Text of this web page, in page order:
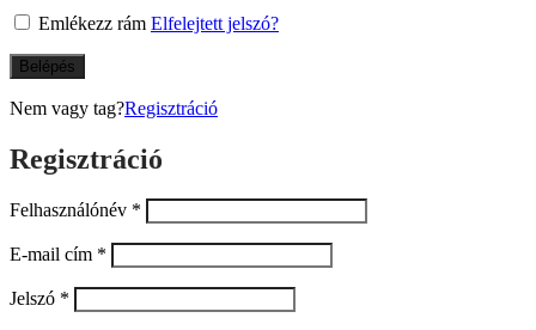
Emlékezz rám Elfelejtett jelszó?
Belépés
Nem vagy tag?Regisztráció
Regisztráció
Felhasználónév *
E-mail cím *
Jelszó *